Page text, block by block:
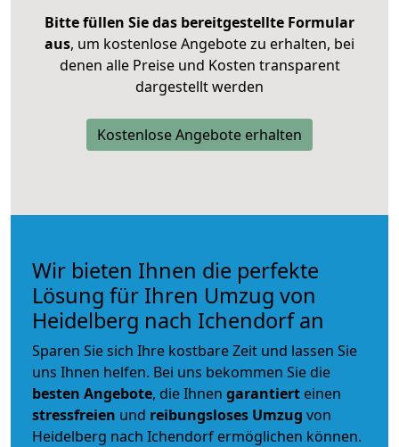
Bitte füllen Sie das bereitgestellte Formular
aus, um kostenlose Angebote zu erhalten, bei
denen alle Preise und Kosten transparent
dargestellt werden
Kostenlose Angebote erhalten
Wir bieten Ihnen die perfekte
Lösung für Ihren Umzug von
Heidelberg nach Ichendorf an
Sparen Sie sich Ihre kostbare Zeit und lassen Sie
uns Ihnen helfen. Bei uns bekommen Sie die
besten Angebote, die Ihnen garantiert einen
stressfreien und reibungsloses Umzug von
Heidelberg nach Ichendorf ermöglichen können.